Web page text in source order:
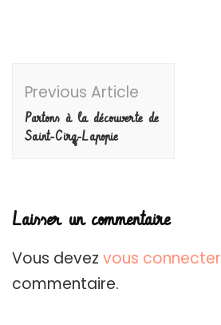
Navigation
Previous Article
Partons à la découverte de
Saint-Cirq-Lapopie
Laisser un commentaire
Vous devez vous connecter
commentaire.